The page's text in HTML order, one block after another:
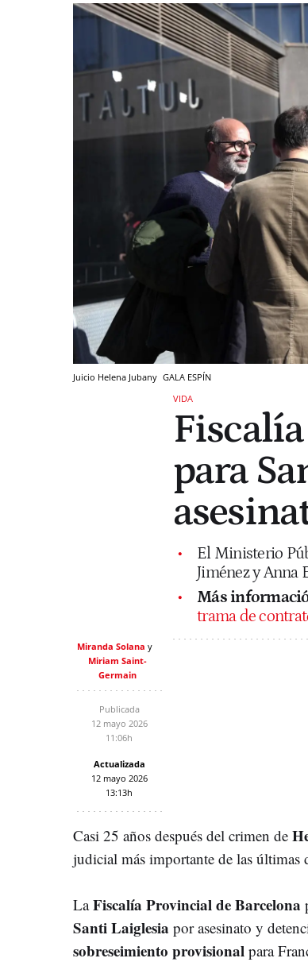
Juicio Helena Jubany GALA ESPÍN
VIDA
para
El Ministerio
Jiménez y Anna
Más
trama de
Miranda Solana
Miriam Saint-
Germain
Publicada
12 mayo 2026
11:06h
Actualizada
12 mayo 2026
13:13h
Casi 25 años después del crimen de
judicial más importante de las últimas
LaFiscalía Provincial de Barcelona
Santi Laiglesia por asesinato y
sobreseimiento provisional para